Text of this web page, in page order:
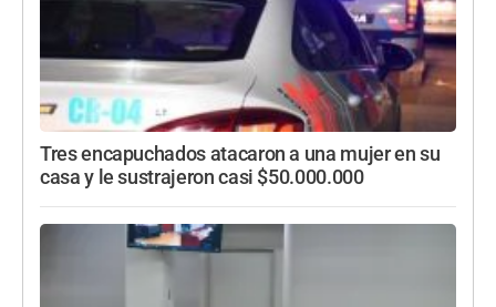
Tres encapuchados atacaron a una mujer en su
casa y le sustrajeron casi $50.000.000